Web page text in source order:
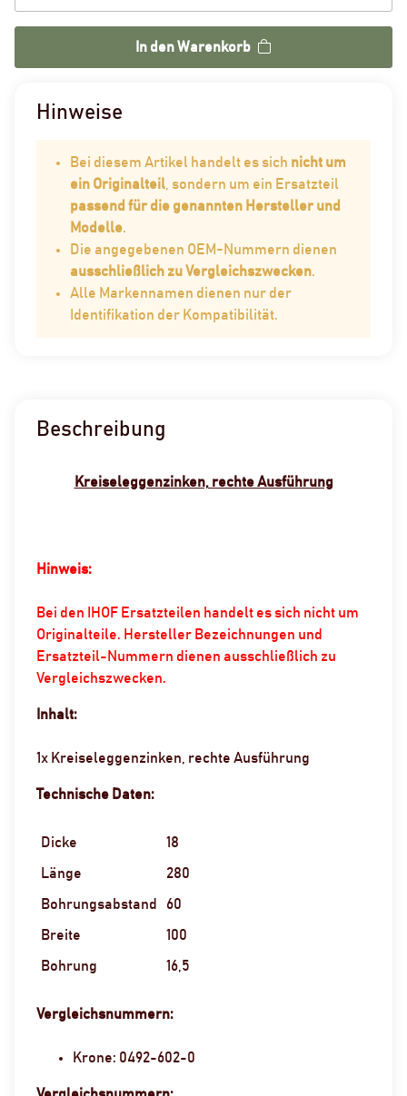
In den Warenkorb
Hinweise
Bei diesem Artikel handelt es sich nicht um
ein Originalteil , sondern um ein Ersatzteil
passend für die genannten Hersteller und
Modelle.
Die angegebenen OEM-Nummern dienen
ausschließlich zu Vergleichszwecken.
Alle Markennamen dienen nur der
Identifikation der Kompatibilität.
Beschreibung
Kreiseleggenzinken, rechte Ausführung
Hinweis:
Bei den IHOF Ersatzteilen handelt es sich nicht um
Originalteile. Hersteller Bezeichnungen und
Ersatzteil-Nummern dienen ausschließlich zu
Vergleichszwecken.
Inhalt:
1x Kreiseleggenzinken, rechte Ausführung
Technische Daten:
Dicke 18
Länge 280
Bohrungsabstand 60
Breite 100
Bohrung 16,5
Vergleichsnummern:
Krone: 0492-602-0